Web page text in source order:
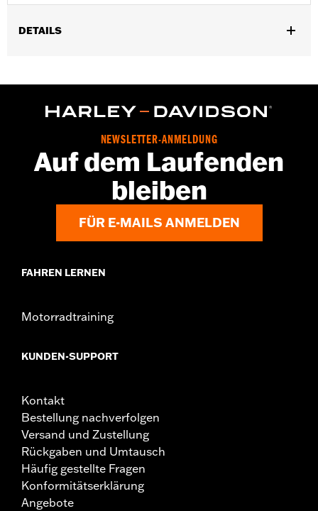
DETAILS
Anbieter-Stilnummer:HDX-98713
NEWSLETTER-ANMELDUNG
Auf dem Laufenden
bleiben
FÜR E-MAILS ANMELDEN
FAHREN LERNEN
Motorradtraining
KUNDEN-SUPPORT
Kontakt
Bestellung nachverfolgen
Versand und Zustellung
Rückgaben und Umtausch
Häufig gestellte Fragen
Konformitätserklärung
Angebote